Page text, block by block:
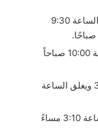
سيفتتح السوق بمزاد افتتاحي يبدأ من الساعة 9:30
وسيكون وقت افتتاح السوق من الساعة 10:00 صباحاً
وقت إغلاق المزاد سيكون الساعة 3:00 ويغلق الساعة
سيبدأ وقت تداول سعر الإغلاق عند الساعة 3:10 مساءً